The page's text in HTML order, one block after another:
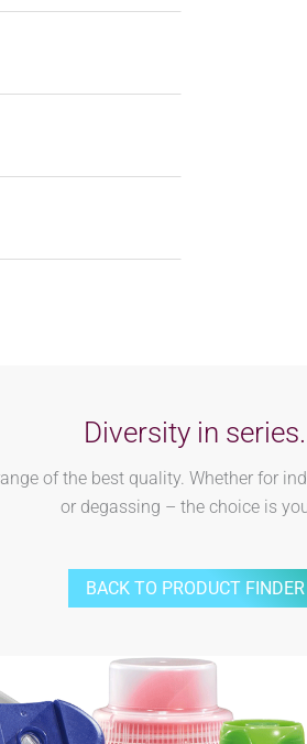
Diversity in series.
of the best quality. Whether for
or degassing – the choice is
BACK TO PRODUCT FINDER